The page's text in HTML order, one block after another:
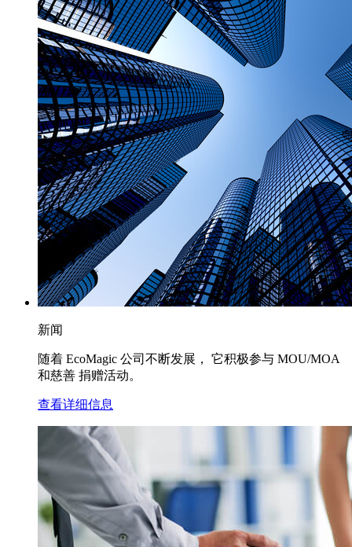
新闻
随着 EcoMagic 公司不断发展， 它积极参与 MOU/MOA
和慈善 捐赠活动。
查看详细信息